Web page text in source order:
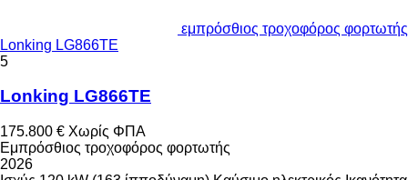
εμπρόσθιος τροχοφόρος φορτωτής
Lonking LG866TE
5
Lonking LG866TE
175.800 € Χωρίς ΦΠΑ
Εμπρόσθιος τροχοφόρος φορτωτής
2026